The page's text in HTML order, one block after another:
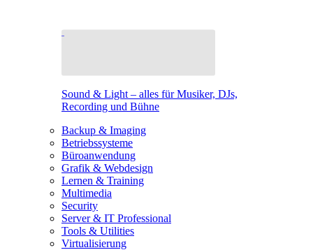
Sound & Light – alles für Musiker, DJs,
Recording und Bühne
Backup & Imaging
Betriebssysteme
Büroanwendung
Grafik & Webdesign
Lernen & Training
Multimedia
Security
Server & IT Professional
Tools & Utilities
Virtualisierung